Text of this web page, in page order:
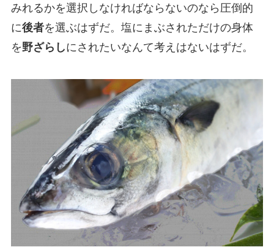
みれるかを選択しなければならないのなら圧倒的
に後者を選ぶはずだ。塩にまぶされただけの身体
を野ざらしにされたいなんて考えはないはずだ。